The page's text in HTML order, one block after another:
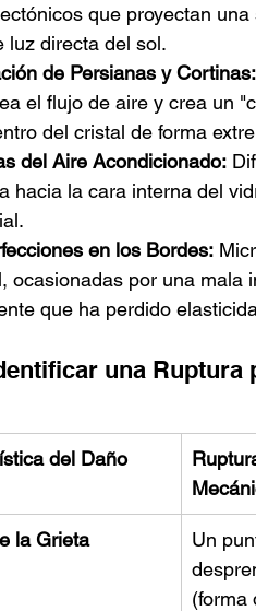
que proyectan
luz directa del sol.
de Persianas y Cortinas:
el flujo de aire y crea un
del cristal de forma
del Aire Acondicionado:
hacia la cara interna del
en los Bordes:
ocasionadas por una mala
que ha perdido
una Ruptura
del Daño
la Grieta
Un
(forma